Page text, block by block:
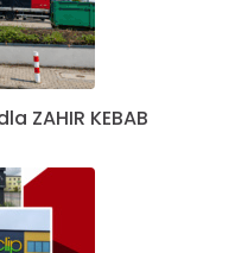
ZAHIR KEBAB